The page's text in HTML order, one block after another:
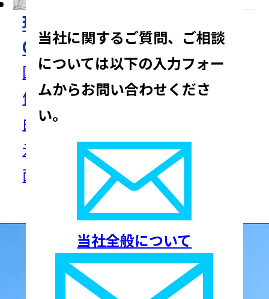
現場配置管理システム P-Field
ONE
図面やレイアウト画像に消火器・
備品などの各種オブジェクトを自
由に配置し、 現場の配置情報を一
元的に可視化・管理できます。図
面とデータを組み合わせること
で、現場の設備管理・点検を効率
的に実施可能とします。
当社に関するご質問、ご相談
については以下の入力フォー
ムからお問い合わせくださ
い。
当社全般について